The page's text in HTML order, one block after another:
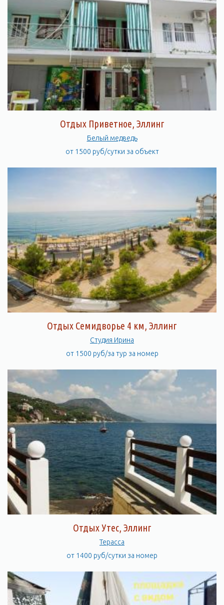
Отдых Приветное, Эллинг
Белый медведь
от 1500 руб/сутки за объект
Отдых Семидворье 4 км, Эллинг
Студия Ирина
от 1500 руб/за тур за номер
Отдых Утес, Эллинг
Терасса
от 1400 руб/сутки за номер